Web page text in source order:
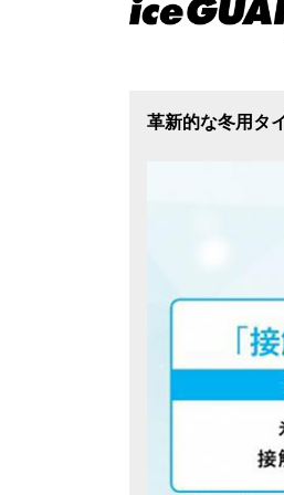
革新的な冬用タ